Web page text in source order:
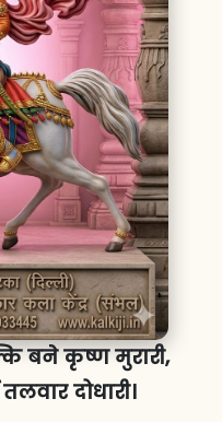
बने कृष्ण मुरारी,
दोधारी।